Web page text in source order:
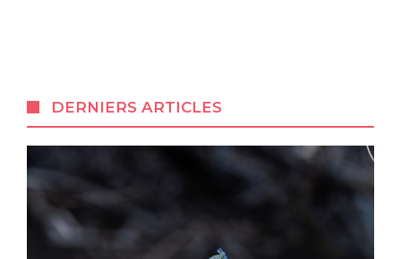
DERNIERS ARTICLES